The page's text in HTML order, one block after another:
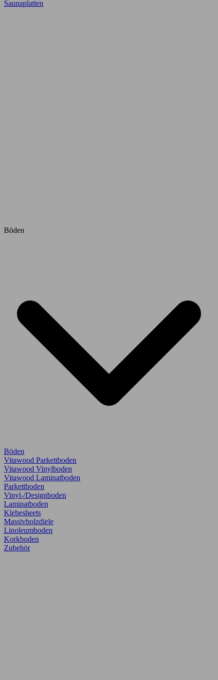
Saunaplatten
Böden
Böden
Vitawood Parkettboden
Vitawood Vinylboden
Vitawood Laminatboden
Parkettboden
Vinyl-/Designboden
Laminatboden
Klebesheets
Massivholzdiele
Linoleumboden
Korkboden
Zubehör